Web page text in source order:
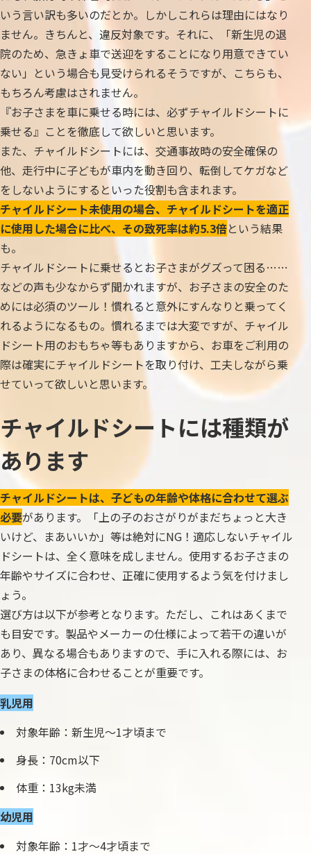
いう言い訳も多いのだとか。しかしこれらは理由にはなり
ません。きちんと、違反対象です。それに、「新生児の退
院のため、急きょ車で送迎をすることになり用意できてい
ない」という場合も見受けられるそうですが、こちらも、
もちろん考慮はされません。
『お子さまを車に乗せる時には、必ずチャイルドシートに
乗せる』ことを徹底して欲しいと思います。
また、チャイルドシートには、交通事故時の安全確保の
他、走行中に子どもが車内を動き回り、転倒してケガなど
をしないようにするといった役割も含まれます。
チャイルドシート未使用の場合、チャイルドシートを適正
に使用した場合に比べ、その致死率は約5.3倍という結果
も。
チャイルドシートに乗せるとお子さまがグズって困る……
などの声も少なからず聞かれますが、お子さまの安全のた
めには必須のツール！慣れると意外にすんなりと乗ってく
れるようになるもの。慣れるまでは大変ですが、チャイル
ドシート用のおもちゃ等もありますから、お車をご利用の
際は確実にチャイルドシートを取り付け、工夫しながら乗
せていって欲しいと思います。
チャイルドシートには種類が
あります
チャイルドシートは、子どもの年齢や体格に合わせて選ぶ
必要があります。「上の子のおさがりがまだちょっと大き
いけど、まあいいか」等は絶対にNG！適応しないチャイル
ドシートは、全く意味を成しません。使用するお子さまの
年齢やサイズに合わせ、正確に使用するよう気を付けまし
ょう。
選び方は以下が参考となります。ただし、これはあくまで
も目安です。製品やメーカーの仕様によって若干の違いが
あり、異なる場合もありますので、手に入れる際には、お
子さまの体格に合わせることが重要です。
乳児用
対象年齢：新生児〜1才頃まで
身長：70cm以下
体重：13kg未満
幼児用
対象年齢：1才〜4才頃まで